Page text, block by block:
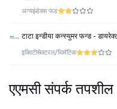
अन्यइंडेक्स फंड
टाटा इन्डीया कन्स्युमर फन्ड -
इक्विटीसेक्टरल/थिमॅटिक
एएमसी संपर्क तपशील